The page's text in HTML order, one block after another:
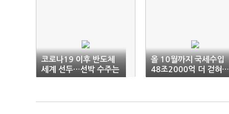
코로나19 이후 반도체
세계 선두…선박 수주는
2위 하락
올 10월까지 국세수입
48조2000억 더 걷혀…
법인·소득세 증가 영향